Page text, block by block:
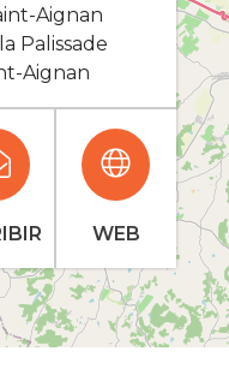
Aignan
Palissade
Aignan
WEB